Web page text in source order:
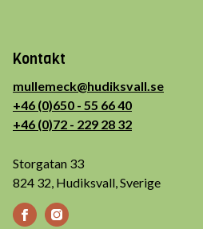
Kontakt
mullemeck@hudiksvall.se
+46 (0)650 - 55 66 40
+46 (0)72 - 229 28 32
Storgatan 33
824 32, Hudiksvall, Sverige